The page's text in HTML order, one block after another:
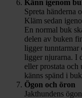
Känn igenom
Spreta händerna
Kläm sedan
En normal buk
delen av buken
ligger tunntarmar
ligger njurarna. I
eller prostata och
känns spänd i
Ögon och öron
Jakthundens